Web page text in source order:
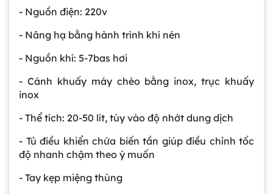
- Nguồn điện: 220v
- Nâng hạ bằng hành trình khí nén
- Nguồn khí: 5-7bas hơi
- Cánh khuấy máy chèo bằng inox, trục khuấy
inox
- Thể tích: 20-50 lít, tùy vào độ nhớt dung dịch
- Tủ điều khiển chứa biến tần giúp điều chỉnh tốc
độ nhanh chậm theo ý muốn
- Tay kẹp miệng thùng